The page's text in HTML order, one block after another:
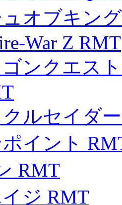
オブキン
War Z RMT
ンクエス
ルセイダ
イント
RMT
ジ RMT